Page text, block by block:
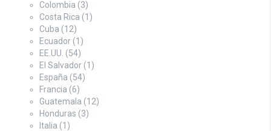
Colombia (3)
Costa Rica (1)
Cuba (12)
Ecuador (1)
EE.UU. (54)
El Salvador (1)
España (54)
Francia (6)
Guatemala (12)
Honduras (3)
Italia (1)